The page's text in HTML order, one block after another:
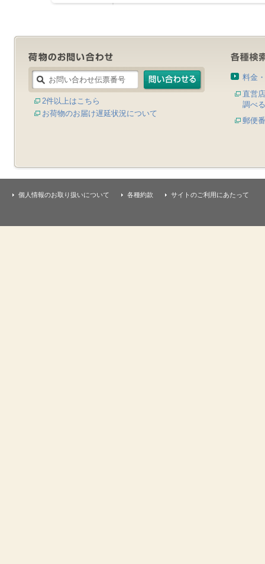
2件以上はこちら
お荷物のお届け遅延状況について
料金
直営
調べる
郵便
個人情報のお取り扱いについて 各種約款 サイトのご利用にあたって